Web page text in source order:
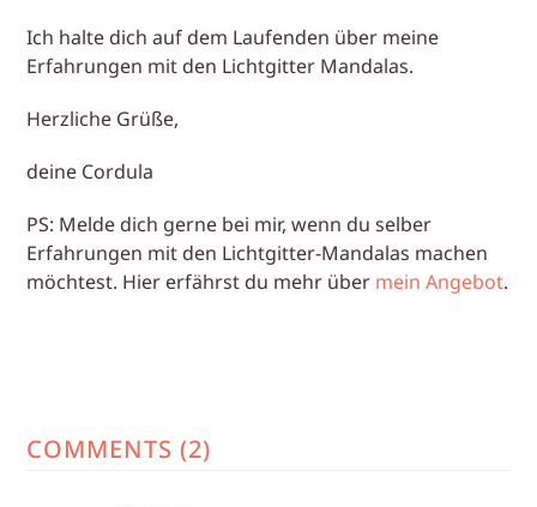
Ich halte dich auf dem Laufenden über meine
Erfahrungen mit den Lichtgitter Mandalas.
Herzliche Grüße,
deine Cordula
PS: Melde dich gerne bei mir, wenn du selber
Erfahrungen mit den Lichtgitter-Mandalas machen
möchtest. Hier erfährst du mehr über mein Angebot.
COMMENTS (2)